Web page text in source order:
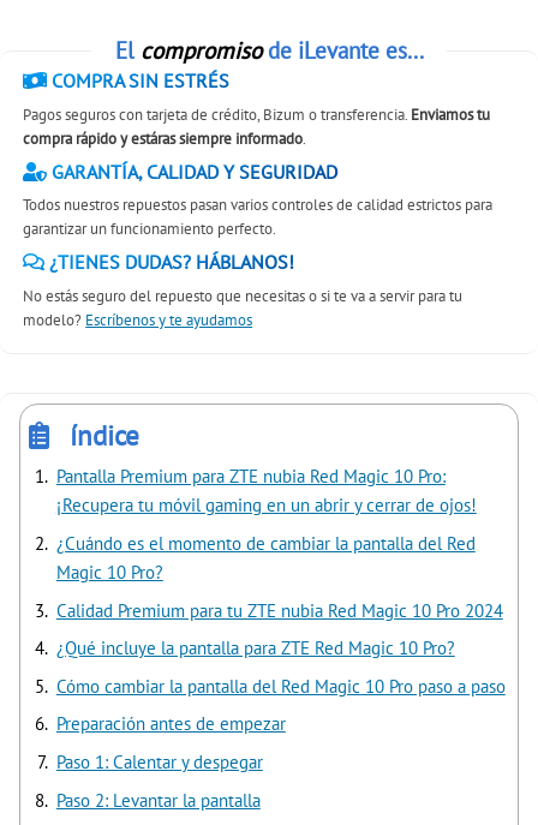
El compromisode iLevante es...
COMPRA SIN ESTRÉS
Pagos seguros con tarjeta de crédito, Bizum o transferencia. Enviamos tu
compra rápido y estáras siempre informado.
GARANTÍA, CALIDAD Y SEGURIDAD
Todos nuestros repuestos pasan varios controles de calidad estrictos para
garantizar un funcionamiento perfecto.
¿TIENES DUDAS? HÁBLANOS!
No estás seguro del repuesto que necesitas o si te va a servir para tu
modelo? Escríbenos y te ayudamos
índice
Pantalla Premium para ZTE nubia Red Magic 10 Pro:
¡Recupera tu móvil gaming en un abrir y cerrar de ojos!
¿Cuándo es el momento de cambiar la pantalla del Red
Magic 10 Pro?
Calidad Premium para tu ZTE nubia Red Magic 10 Pro 2024
¿Qué incluye la pantalla para ZTE Red Magic 10 Pro?
Cómo cambiar la pantalla del Red Magic 10 Pro paso a paso
Preparación antes de empezar
Paso 1: Calentar y despegar
Paso 2: Levantar la pantalla